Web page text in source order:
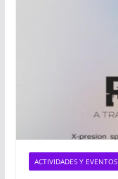
ACTIVIDADES Y EVENTOS